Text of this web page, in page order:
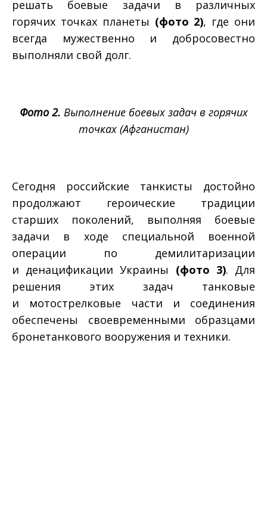
решать боевые задачи в различных
горячих точках планеты (фото 2), где они
всегда мужественно и добросовестно
выполняли свой долг.
Фото 2. Выполнение боевых задач в горячих
точках (Афганистан)
Сегодня российские танкисты достойно
продолжают героические традиции
старших поколений, выполняя боевые
задачи в ходе специальной военной
операции по демилитаризации
и денацификации Украины (фото 3). Для
решения этих задач танковые
и мотострелковые части и соединения
обеспечены своевременными образцами
бронетанкового вооружения и техники.